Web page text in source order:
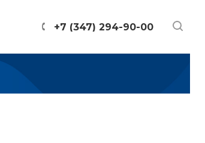
+7 (347) 294-90-00